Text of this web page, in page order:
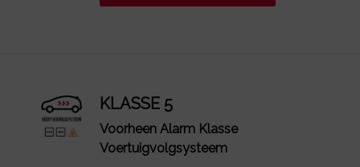
KLASSE 5
Voorheen Alarm Klasse
Voertuigvolgsysteem